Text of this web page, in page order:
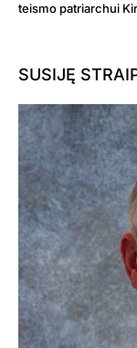
teismo patriarchui
SUSIJĘ